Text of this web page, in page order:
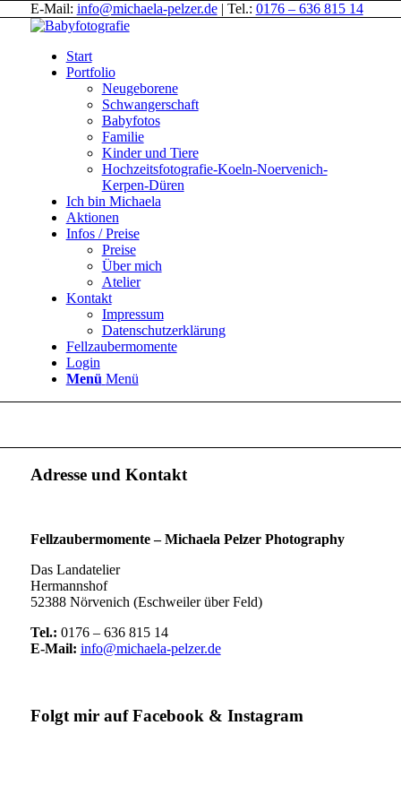
E-Mail: info@michaela-pelzer.de| Tel.: 0176 – 636 815 14
Start
Portfolio
Neugeborene
Schwangerschaft
Babyfotos
Familie
Kinder und Tiere
Hochzeitsfotografie-Koeln-Noervenich-
Kerpen-Düren
Ich bin Michaela
Aktionen
Infos / Preise
Preise
Über mich
Atelier
Kontakt
Impressum
Datenschutzerklärung
Fellzaubermomente
Login
Menü Menü
Adresse und Kontakt
Fellzaubermomente –Michaela Pelzer Photography
Das Landatelier
Hermannshof
52388 Nörvenich (Eschweiler über Feld)
Tel.: 0176 – 636 815 14
E-Mail: info@michaela-pelzer.de
Folgt mir auf Facebook & Instagram